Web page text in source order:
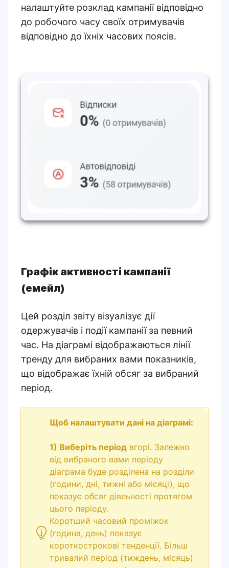
налаштуйте розклад кампанії відповідно
до робочого часу своїх отримувачів
відповідно до їхніх часових поясів.
Графік активності кампанії
(емейл)
Цей розділ звіту візуалізує дії
одержувачів і події кампанії за певний
час. На діаграмі відображаються лінії
тренду для вибраних вами показників,
що відображає їхній обсяг за вибраний
період.
Щоб налаштувати дані на діаграмі:
1) Виберіть період вгорі. Залежно
від вибраного вами періоду
діаграма буде розділена на розділи
(години, дні, тижні або місяці), що
показує обсяг діяльності протягом
цього періоду.
Коротший часовий проміжок
(година, день) показує
короткострокові тенденції. Більш
тривалий період (тиждень, місяць)